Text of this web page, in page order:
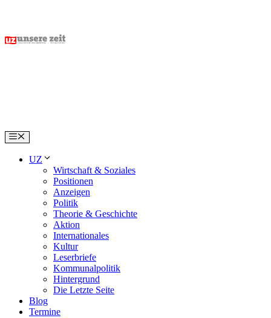
content
Menu
UZ
Wirtschaft & Soziales
Positionen
Anzeigen
Politik
Theorie & Geschichte
Aktion
Internationales
Kultur
Leserbriefe
Kommunalpolitik
Hintergrund
Die Letzte Seite
Blog
Termine